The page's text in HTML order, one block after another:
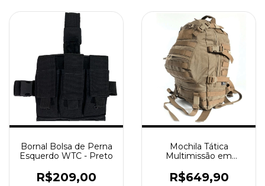
Bornal Bolsa de Perna
Esquerdo WTC - Preto
R$209,00
Mochila Tática
Multimissão em
Coyote
R$649,90